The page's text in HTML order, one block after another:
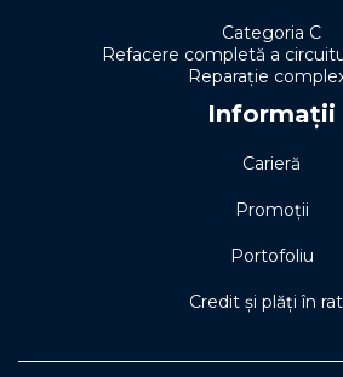
Categoria C
Refacere completă a
Reparație
Informații
Carieră
Promoții
Portofoliu
Credit și plăți în